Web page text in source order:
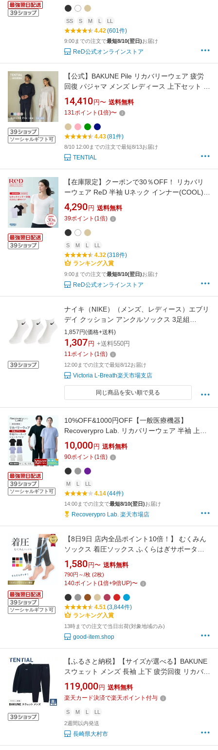
SS S M L LL
4.42(601件)
9:00までの注文で最短8/10(翌日)お届け
ReD公式オンラインストア
ソーシャルギフト可
【公式】BAKUNE Pile リカバリーウェア 疲労
回復 パジャマ メンズ レディース 上下セット 長
袖 長ズボン ロングパンツ テンシャル バクネ ユ
ニセックス パイル タオル生地 ルームウェア 部
屋着 健康 プレゼント ギフト 一般医療機器 血行
促進
14,410 円〜 送料無料
131ポイント (1倍)〜
4.43(81件)
8/10 12:00までの注文で最短8/13お届け
TENTIAL
【在庫限定】クーポンで30％OFF！ リカバリ
ーウェア ReD 半袖 Uネック インナー(COOL)
通年タイプ レディース 女性 夏 夏用 血行促進
疲労回復 下着 薄手 誕生日 プレゼント ギフト
一般医療機器 大きいサイズ レッド公式
4,290 円 送料無料
39ポイント (1倍)
S M L LL
4.32(318件)
ランキング入賞
9:00までの注文で最短8/10(翌日)お届け
ReD公式オンラインストア
ナイキ（NIKE）（メンズ、レディース）エブリ
デイ クッション アンクルソックス 3足組
SX7667-100SP19 ホワイト
1,857円(価格+送料)
1,307 円 +送料550円
11ポイント (1倍)
12:00までの注文で最短8/12お届け
Victoria L-Breath楽天市場支店
同じ商品を安い順で見る
ソーシャルギフト可
10%OFF&1000円OFF【一般医療機器】
Recoverypro Lab. リカバリーウェア 半袖 上下
セット（半袖クルーネック＆ショートパンツ）
レディース メンズリカバリーパジャマ 疲労回
復ウェア 夏 血行促進 リラックス トップス ボト
ムス 上下セット リカバリープロラボ
10,000 円 送料無料
90ポイント (1倍)
M L LL
4.14(44件)
14:00までの注文で最短8/10(翌日)お届け
Recoverypro Lab. 楽天市場店
ソーシャルギフト可
【8日9日 店内全品ポイント10倍！】 むくみん
ソックス 着圧ソックス ふくらはぎサポーター
着圧レギンス 着圧靴下 レディース メンズ プレ
ゼント ギフト 足つり防止 肉離れ 下肢静脈瘤 ナ
イロン 脚ケア 加圧 弾性ストッキング 冷え対策
1,580 円〜 送料無料
790円～/枚 (2枚)
140ポイント (1倍+9倍UP)〜
4.51(3,844件)
ランキング入賞
13時までの注文で当日出荷(対象地域のみ)
good-item.shop
【ふるさと納税】【サイズが選べる】BAKUNE
スウェット メンズ 長袖 上下 疲労回復 リカバリ
ー ウェア 【 ネイビー】S〜XLサイズ / テン
シャル bakune パジャマ リカバリーウェア 疲
労回復 スウェット / 大村市 / 株式会社
TENTIAL[ACAD057]
119,000 円 送料無料
楽天カード決済で楽天ポイント付与
S M L
LL
2週間以内発送
長崎県大村市